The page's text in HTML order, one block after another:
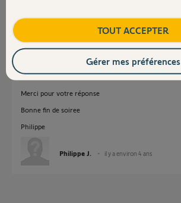
Bonsoir
Merci pour votre réponse
Bonne fin de soiree
Philippe
Philippe J. il y a environ 4 ans
TOUT ACCEPTER
Gérer mes préférences